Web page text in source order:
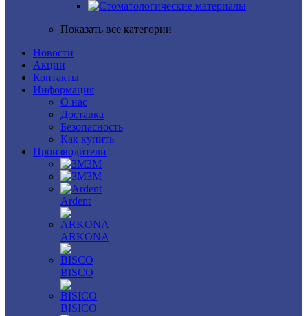
Показать все категории
Новости
Акции
Контакты
Информация
О нас
Доставка
Безопасность
Как купить
Производители
3M
3М
Ardent
ARKONA
BISCO
BISICO